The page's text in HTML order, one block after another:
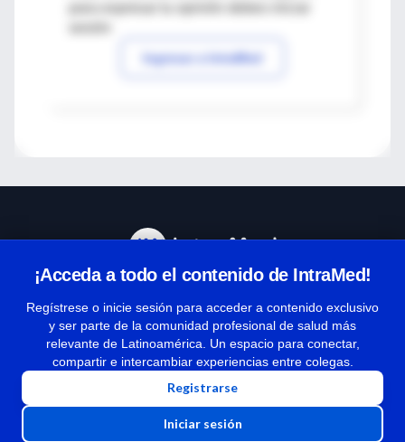
Ingresar a IntraMed
¡Acceda a todo el contenido de IntraMed!
Regístrese o inicie sesión para acceder a contenido exclusivo
y ser parte de la comunidad profesional de salud más
relevante de Latinoamérica. Un espacio para conectar,
compartir e intercambiar experiencias entre colegas.
Registrarse
Iniciar sesión
Términos y condiciones
| Políticas de privacidad
| Todos los derechos reservados | Copyright 1997-2026